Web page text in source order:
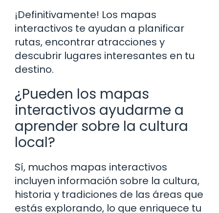
¡Definitivamente! Los mapas
interactivos te ayudan a planificar
rutas, encontrar atracciones y
descubrir lugares interesantes en tu
destino.
¿Pueden los mapas
interactivos ayudarme a
aprender sobre la cultura
local?
Sí, muchos mapas interactivos
incluyen información sobre la cultura,
historia y tradiciones de las áreas que
estás explorando, lo que enriquece tu